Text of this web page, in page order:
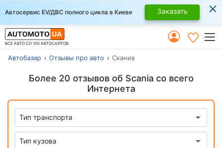
Автосервис EV/ДВС полного цикла в Киеве Заказать ×
ВСЕ АВТО СО 100 АВТОСАЙТОВ
Автобазар Отзывы про авто Сканиа
Более 20 отзывов об Scania со всего
Интернета